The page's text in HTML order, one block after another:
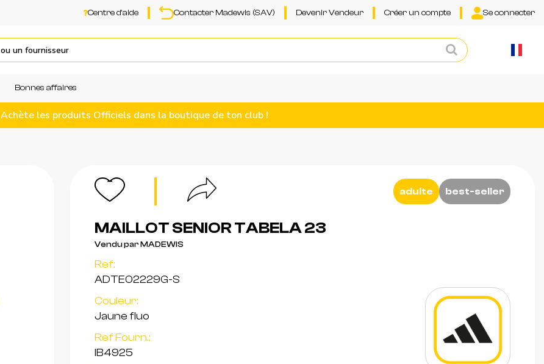
Centre d'aide Contacter Madewis (SAV) Devenir Vendeur Créer un compte Se connecter
Bonnes affaires
Achète les produits Officiels dans la boutique de ton club !
adulte best-seller
MAILLOT SENIOR TABELA 23
Vendu par MADEWIS
Ref:
ADTE02229G-S
Couleur:
Jaune fluo
Ref Fourn.:
IB4925